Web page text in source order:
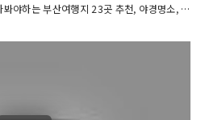
부산여행 완전정복 ! 권역별로 꼭 가봐야하는 부산여행지 23곳 추천, 야경명소, 부산카페, 부산포토존, 부산숙소추천, 여행지 가는법과 꿀팁! Busan Travel